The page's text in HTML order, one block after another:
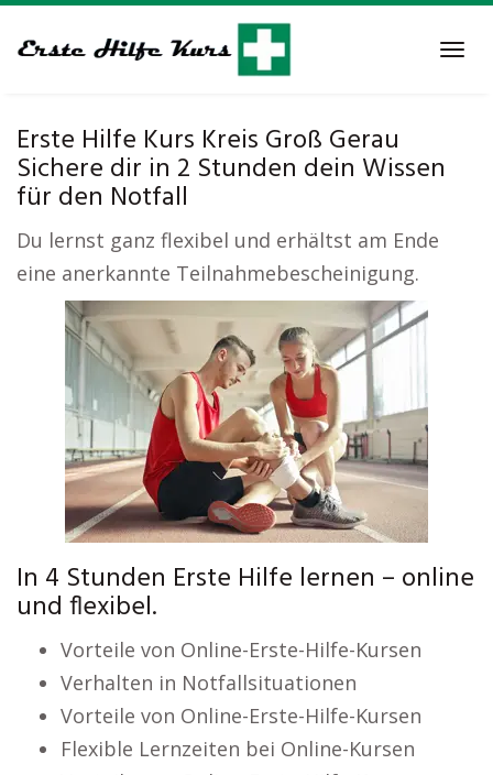
to
Erste Hilfe Kurs Kreis Groß Gerau
Sichere dir in 2 Stunden dein Wissen
für den Notfall
Du lernst ganz flexibel und erhältst am Ende
eine anerkannte Teilnahmebescheinigung.
In 4 Stunden Erste Hilfe lernen – online
und flexibel.
Vorteile von Online-Erste-Hilfe-Kursen
Verhalten in Notfallsituationen
Vorteile von Online-Erste-Hilfe-Kursen
Flexible Lernzeiten bei Online-Kursen